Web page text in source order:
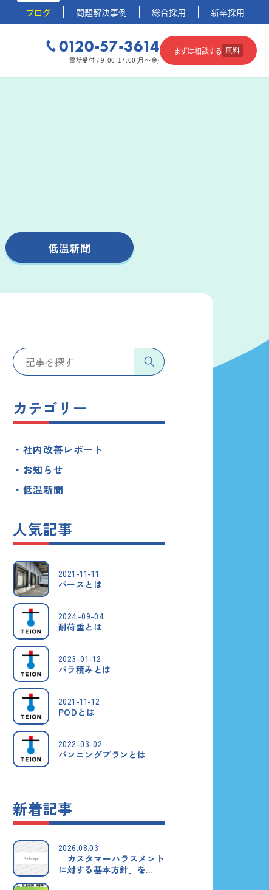
ブログ 問題解決事例 総合採用 新卒採用
0120-57-3614
電話受付 / 9:00-17:00(月～金)
まずは相談する 無料
低温新聞
カテゴリー
社内改善レポート
お知らせ
低温新聞
人気記事
2021-11-11
バースとは
2024-09-04
耐荷重とは
2023-01-12
バラ積みとは
2021-11-12
PODとは
2022-03-02
バンニングプランとは
新着記事
2026.08.03
「カスタマーハラスメント
に対する基本方針」を...